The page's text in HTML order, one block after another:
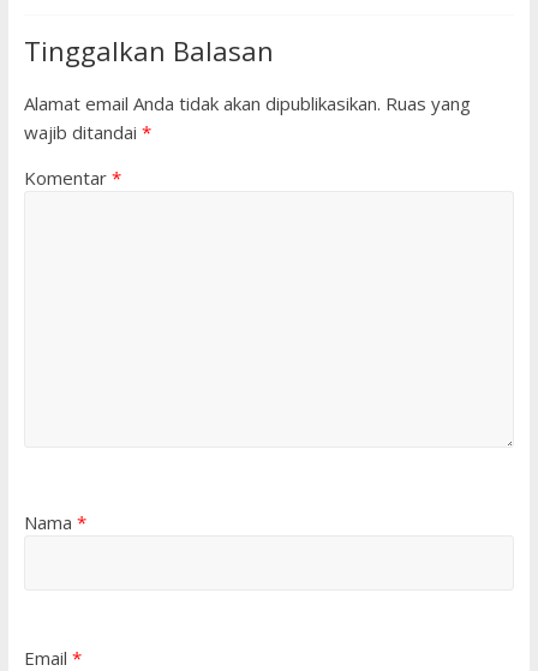
Tinggalkan Balasan
Alamat email Anda tidak akan dipublikasikan. Ruas yang
wajib ditandai *
Komentar *
Nama *
Email *